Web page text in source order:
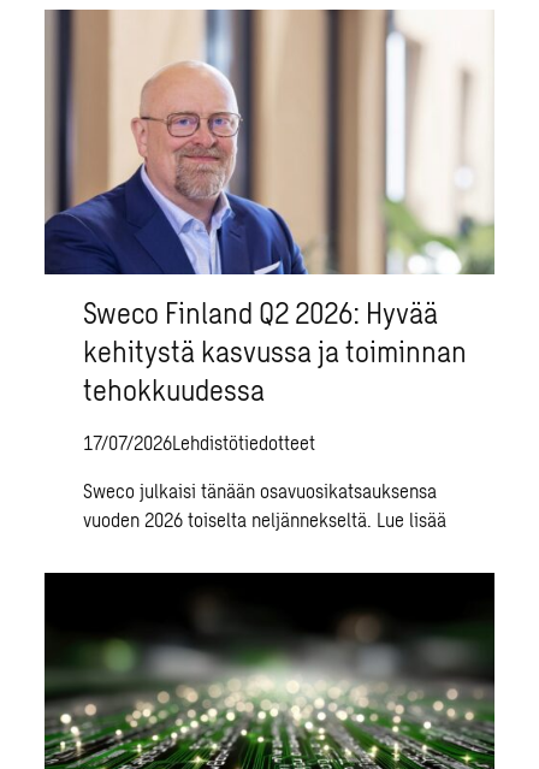
Sweco Finland Q2 2026: Hyvää
kehitystä kasvussa ja toiminnan
tehokkuudessa
17/07/2026Lehdistötiedotteet
Sweco julkaisi tänään osavuosikatsauksensa
vuoden 2026 toiselta neljännekseltä. Lue lisää